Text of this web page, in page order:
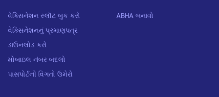
વેક્સિનેશન સ્લૉટ બુક કરો
વેક્સિનેશનનું પ્રમાણપત્ર
ડાઉનલોડ કરો
મોબાઇલ નંબર બદલો
પાસપોર્ટની વિગતો ઉમેરો
ABHA બનાવો